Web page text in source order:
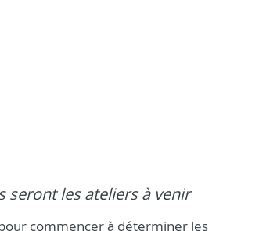
seront les ateliers à venir
commencer à déterminer les